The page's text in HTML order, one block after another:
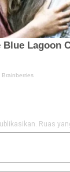
Ruas